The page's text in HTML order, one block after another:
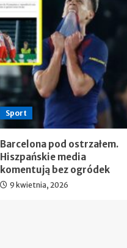
Sport
Barcelona pod ostrzałem.
Hiszpańskie media
komentują bez ogródek
9 kwietnia, 2026